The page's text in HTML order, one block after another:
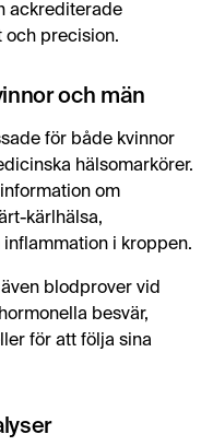
ackrediterade
och precision.
och män
för både kvinnor
hälsomarkörer.
om
kärlhälsa,
i kroppen.
blodprover vid
besvär,
för att följa sina